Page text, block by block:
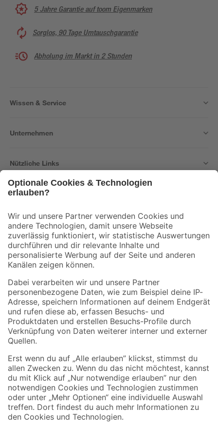
5 Jahre Garantie auf toom Eigenmarken
Sorglos, 90 Tage Umtauschgarantie
Abholung im Markt in 2 Stunden
Wissen & Service
Unternehmen
Nützliche Links
Der toom Newsletter: Keine Angebote und Aktionen mehr verpassen!
Zur Newsletter Anmeldung
Folge uns
Zahlungsarten Versandarten
Sicher einkaufen
Jetzt die toom-App herunterladen